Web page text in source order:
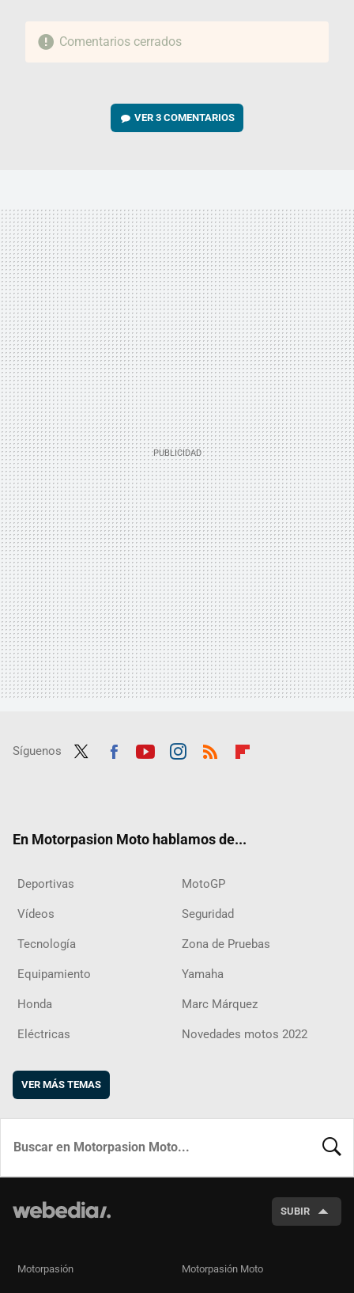
Comentarios cerrados
VER3 COMENTARIOS
Síguenos
En Motorpasion Moto hablamos de...
Deportivas MotoGP
Vídeos Seguridad
Tecnología Zona de Pruebas
Equipamiento Yamaha
Honda Marc Márquez
Eléctricas Novedades motos 2022
VER MÁS TEMAS
SUBIR
Motorpasión Motorpasión Moto